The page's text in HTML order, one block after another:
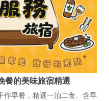
餐的美味旅宿精選
作早餐，精選一泊二食、含早